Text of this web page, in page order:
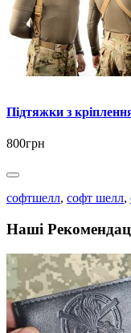
Підтяжки з
800грн
софтшелл, софт шелл,
Наші